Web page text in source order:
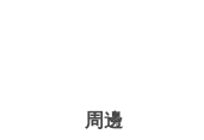
周邊